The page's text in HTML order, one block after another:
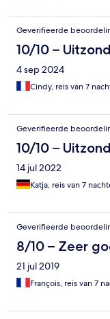
Geverifieerde
10/10 –
4 sep 2024
Cindy, reis van 7
Geverifieerde
10/10 –
14 jul 2022
Katja, reis van 7
Geverifieerde
8/10 – Zeer
21 jul 2019
François, reis van 7